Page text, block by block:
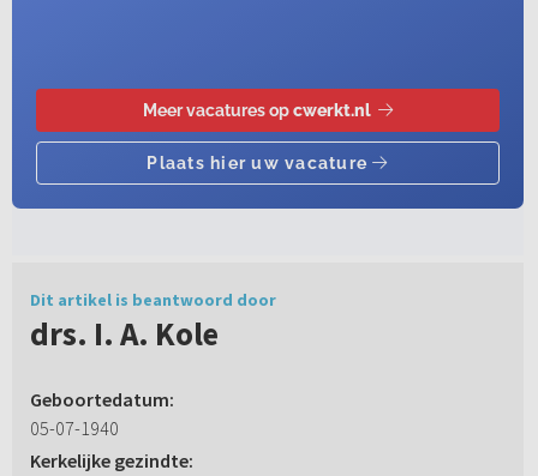
Dit artikel is beantwoord door
drs. I. A. Kole
Geboortedatum:
05-07-1940
Kerkelijke gezindte: